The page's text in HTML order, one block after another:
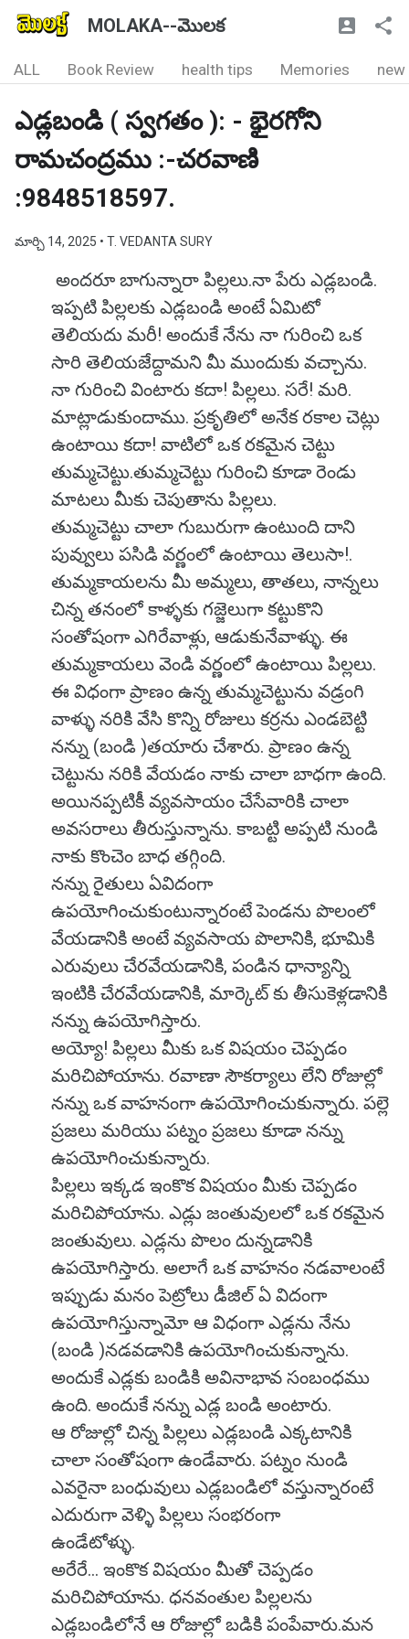
MOLAKA--మొలక
ALL Book Review health tips Memories new
ఎడ్లబండి ( స్వగతం ): - భైరగోని
రామచంద్రము :-చరవాణి
:9848518597.
మార్చి 14, 2025 • T. VEDANTA SURY
అందరూ బాగున్నారా పిల్లలు.నా పేరు ఎడ్లబండి.
ఇప్పటి పిల్లలకు ఎడ్లబండి అంటే ఏమిటో
తెలియదు మరీ! అందుకే నేను నా గురించి ఒక
సారి తెలియజేద్దామని మీ ముందుకు వచ్చాను.
నా గురించి వింటారు కదా! పిల్లలు. సరే! మరి.
మాట్లాడుకుందాము. ప్రకృతిలో అనేక రకాల చెట్లు
ఉంటాయి కదా! వాటిలో ఒక రకమైన చెట్టు
తుమ్మచెట్టు.తుమ్మచెట్టు గురించి కూడా రెండు
మాటలు మీకు చెపుతాను పిల్లలు.
తుమ్మచెట్టు చాలా గుబురుగా ఉంటుంది దాని
పువ్వులు పసిడి వర్ణంలో ఉంటాయి తెలుసా!.
తుమ్మకాయలను మీ అమ్మలు, తాతలు, నాన్నలు
చిన్న తనంలో కాళ్ళకు గజ్జెలుగా కట్టుకొని
సంతోషంగా ఎగిరేవాళ్లు, ఆడుకునేవాళ్ళు. ఈ
తుమ్మకాయలు వెండి వర్ణంలో ఉంటాయి పిల్లలు.
ఈ విధంగా ప్రాణం ఉన్న తుమ్మచెట్టును వడ్రంగి
వాళ్ళు నరికి వేసి కొన్ని రోజులు కర్రను ఎండబెట్టి
నన్ను (బండి )తయారు చేశారు. ప్రాణం ఉన్న
చెట్టును నరికి వేయడం నాకు చాలా బాధగా ఉంది.
అయినప్పటికీ వ్యవసాయం చేసేవారికి చాలా
అవసరాలు తీరుస్తున్నాను. కాబట్టి అప్పటి నుండి
నాకు కొంచెం బాధ తగ్గింది.
నన్ను రైతులు ఏవిదంగా
ఉపయోగించుకుంటున్నారంటే పెండను పొలంలో
వేయడానికి అంటే వ్యవసాయ పొలానికి, భూమికి
ఎరువులు చేరవేయడానికి, పండిన ధాన్యాన్ని
ఇంటికి చేరవేయడానికి, మార్కెట్ కు తీసుకెళ్లడానికి
నన్ను ఉపయోగిస్తారు.
అయ్యో! పిల్లలు మీకు ఒక విషయం చెప్పడం
మరిచిపోయాను. రవాణా సౌకర్యాలు లేని రోజుల్లో
నన్ను ఒక వాహనంగా ఉపయోగించుకున్నారు. పల్లె
ప్రజలు మరియు పట్నం ప్రజలు కూడా నన్ను
ఉపయోగించుకున్నారు.
పిల్లలు ఇక్కడ ఇంకొక విషయం మీకు చెప్పడం
మరిచిపోయాను. ఎడ్లు జంతువులలో ఒక రకమైన
జంతువులు. ఎడ్లను పొలం దున్నడానికి
ఉపయోగిస్తారు. అలాగే ఒక వాహనం నడవాలంటే
ఇప్పుడు మనం పెట్రోలు డీజిల్ ఏ విదంగా
ఉపయోగిస్తున్నామో ఆ విధంగా ఎడ్లను నేను
(బండి )నడవడానికి ఉపయోగించుకున్నాను.
అందుకే ఎడ్లకు బండికి అవినాభావ సంబంధము
ఉంది. అందుకే నన్ను ఎడ్ల బండి అంటారు.
ఆ రోజుల్లో చిన్న పిల్లలు ఎడ్లబండి ఎక్కటానికి
చాలా సంతోషంగా ఉండేవారు. పట్నం నుండి
ఎవరైనా బంధువులు ఎడ్లబండిలో వస్తున్నారంటే
ఎదురుగా వెళ్ళి పిల్లలు సంభరంగా
ఉండేటోళ్ళు.
అరేరే... ఇంకొక విషయం మీతో చెప్పడం
మరిచిపోయాను. ధనవంతుల పిల్లలను
ఎడ్లబండిలోనే ఆ రోజుల్లో బడికి పంపేవారు.మన